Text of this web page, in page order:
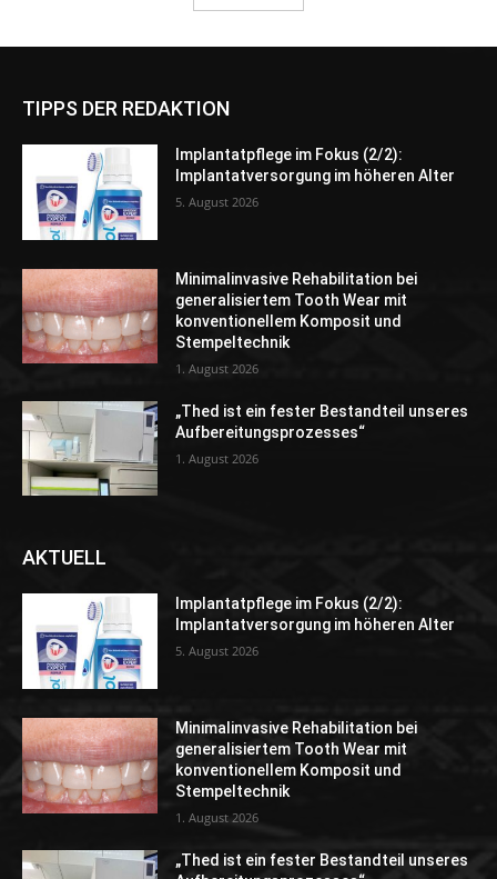
TIPPS DER REDAKTION
Implantatpflege im Fokus (2/2):
Implantatversorgung im höheren Alter
5. August 2026
Minimalinvasive Rehabilitation bei
generalisiertem Tooth Wear mit
konventionellem Komposit und
Stempeltechnik
1. August 2026
„Thed ist ein fester Bestandteil unseres
Aufbereitungsprozesses“
1. August 2026
AKTUELL
Implantatpflege im Fokus (2/2):
Implantatversorgung im höheren Alter
5. August 2026
Minimalinvasive Rehabilitation bei
generalisiertem Tooth Wear mit
konventionellem Komposit und
Stempeltechnik
1. August 2026
„Thed ist ein fester Bestandteil unseres